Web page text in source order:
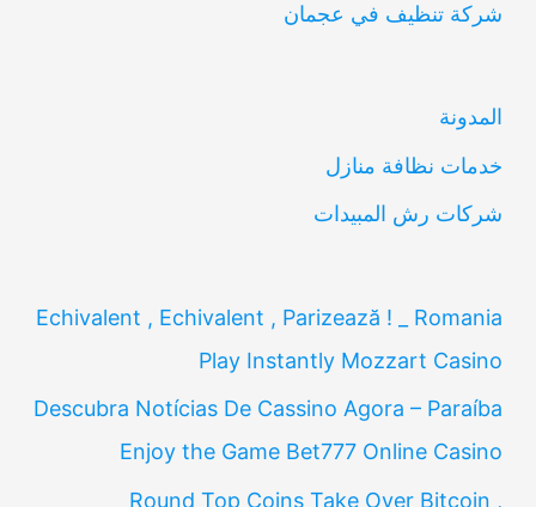
ث
ن
شركة تنظيف في عجمان
المدونة
خدمات نظافة منازل
شركات رش المبيدات
Echivalent , Echivalent , Parizează ! _ Romania
Play Instantly Mozzart Casino
Descubra Notícias De Cassino Agora – Paraíba
Enjoy the Game Bet777 Online Casino
Round Top Coins Take Over Bitcoin ,